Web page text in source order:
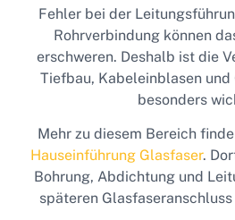
Fehler bei der
Rohrverbindung können
erschweren. Deshalb ist die
Tiefbau, Kabeleinblasen und
besonders
Mehr zu diesem Bereich
Hauseinführung Glasfaser.
Bohrung, Abdichtung und
späteren